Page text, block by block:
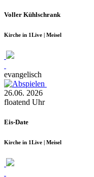
Voller Kühlschrank
Kirche in 1Live | Meisel
evangelisch
26.06. 2026
floatend Uhr
Eis-Date
Kirche in 1Live | Meisel